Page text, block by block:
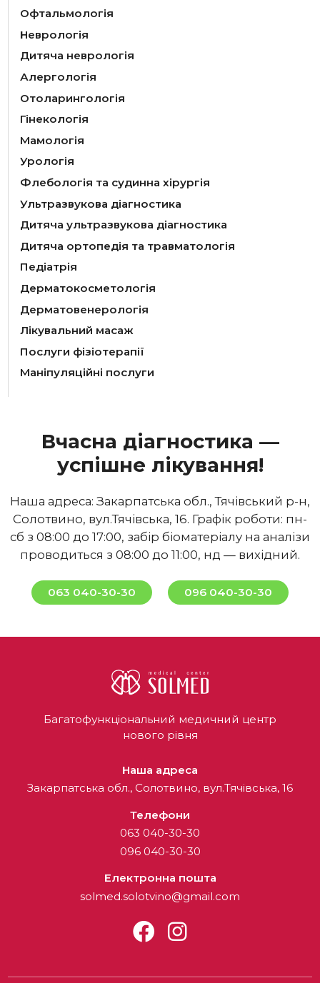
Офтальмологія
Неврологія
Дитяча неврологія
Алергологія
Отоларингологія
Гінекологія
Мамологія
Урологія
Флебологія та судинна хірургія
Ультразвукова діагностика
Дитяча ультразвукова діагностика
Дитяча ортопедія та травматологія
Педіатрія
Дерматокосметологія
Дерматовенерологія
Лікувальний масаж
Послуги фізіотерапії
Маніпуляційні послуги
Вчасна діагностика —
успішне лікування!
Наша адреса: Закарпатська обл., Тячівський р-н,
Солотвино, вул.Тячівська, 16. Графік роботи: пн-
сб з 08:00 до 17:00, забір біоматеріалу на аналізи
проводиться з 08:00 до 11:00, нд — вихідний.
063 040-30-30 096 040-30-30
Багатофункціональний медичний центр
нового рівня
Наша адреса
Закарпатська обл., Солотвино, вул.Тячівська, 16
Телефони
063 040-30-30
096 040-30-30
Електронна пошта
solmed.solotvino@gmail.com